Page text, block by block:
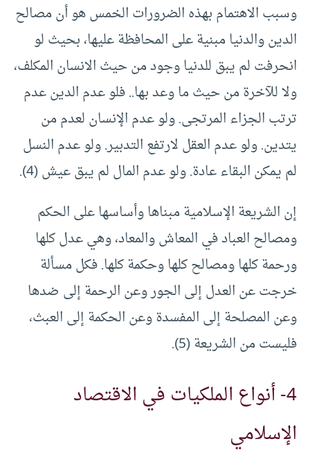
وسبب الاهتمام بهذه الضرورات الخمس هو أن مصالح
الدين والدنيا مبنية على المحافظة عليها، بحيث لو
انحرفت لم يبق للدنيا وجود من حيث الانسان المكلف،
ولا للآخرة من حيث ما وعد بها.. فلو عدم الدين عدم
ترتب الجزاء المرتجى. ولو عدم الإنسان لعدم من
يتدين. ولو عدم العقل لارتفع التدبير. ولو عدم النسل
لم يمكن البقاء عادة. ولو عدم المال لم يبق عيش (4).
إن الشريعة الإسلامية مبناها وأساسها على الحكم
ومصالح العباد في المعاش والمعاد، وهي عدل كلها
ورحمة كلها ومصالح كلها وحكمة كلها. فكل مسألة
خرجت عن العدل إلى الجور وعن الرحمة إلى ضدها
وعن المصلحة إلى المفسدة وعن الحكمة إلى العبث،
فليست من الشريعة (5).
4- أنواع الملكيات في الاقتصاد
الإسلامي